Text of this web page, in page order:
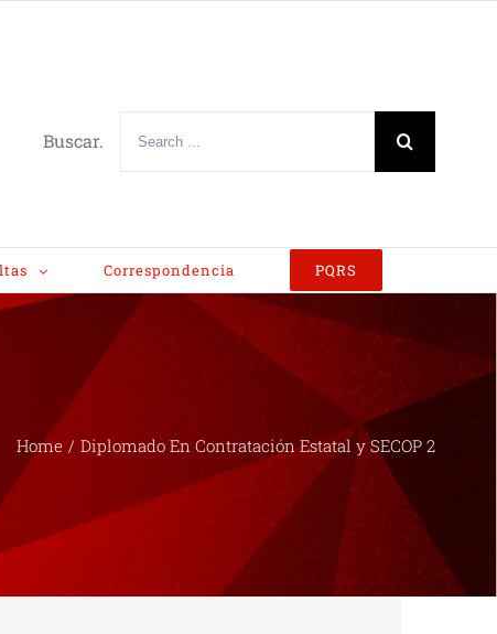
Buscar.
Correspondencia PQRS
Home / Diplomado En Contratación Estatal y SECOP 2